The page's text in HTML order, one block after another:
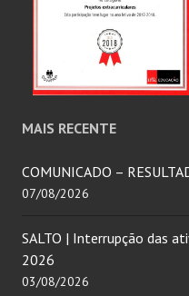
MAIS RECENTE
COMUNICADO –
07/08/2026
SALTO | Interrupção das
2026
03/08/2026